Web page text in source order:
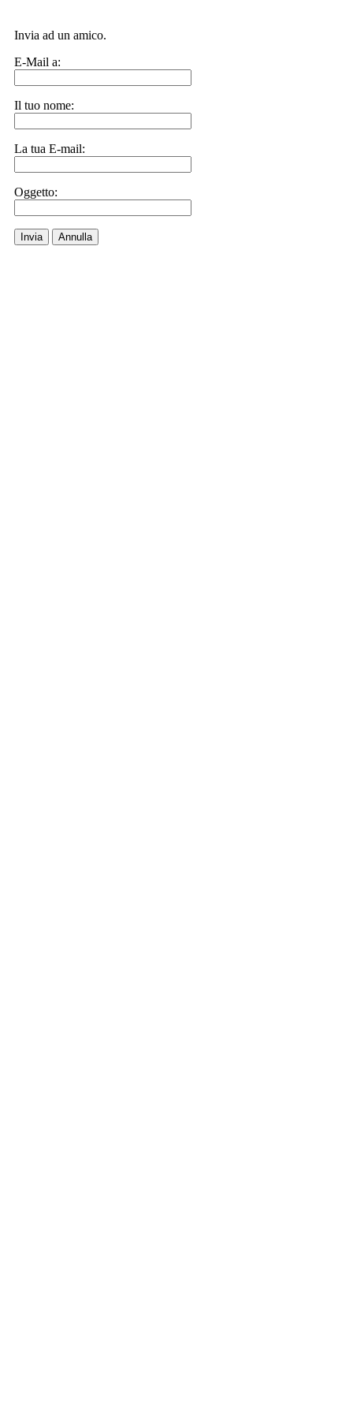
Invia ad un amico.
E-Mail a:
Il tuo nome:
La tua E-mail:
Oggetto:
Invia Annulla